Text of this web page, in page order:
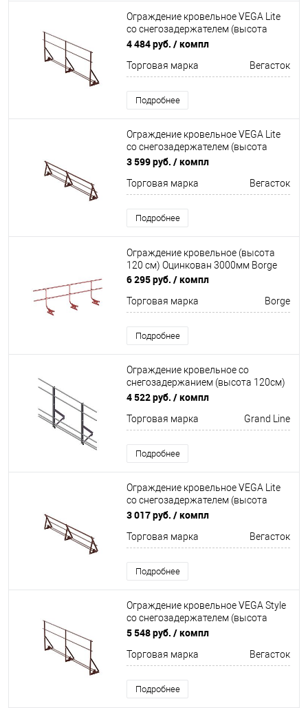
Ограждение кровельное VEGA Lite
со снегозадержателем (высота
120см) Неоцинков+порошковый
4 484 руб. / компл
Торговая марка Вегасток
Подробнее
Ограждение кровельное VEGA Lite
со снегозадержателем (высота
60см) Неоцинков+порошковый
3 599 руб. / компл
Торговая марка Вегасток
Подробнее
Ограждение кровельное (высота
120 см) Оцинкован 3000мм Borge
6 295 руб. / компл
Торговая марка Borge
Подробнее
Ограждение кровельное со
снегозадержанием (высота 120см)
Optima Оцинков+порошковый окрас
4 522 руб. / компл
Торговая марка Grand Line
Подробнее
Ограждение кровельное VEGA Lite
со снегозадержателем (высота
60см) Неоцинков+порошковый
3 017 руб. / компл
Торговая марка Вегасток
Подробнее
Ограждение кровельное VEGA Style
со снегозадержателем (высота
90см) Оцинков+порошковый окрас
5 548 руб. / компл
Торговая марка Вегасток
Подробнее